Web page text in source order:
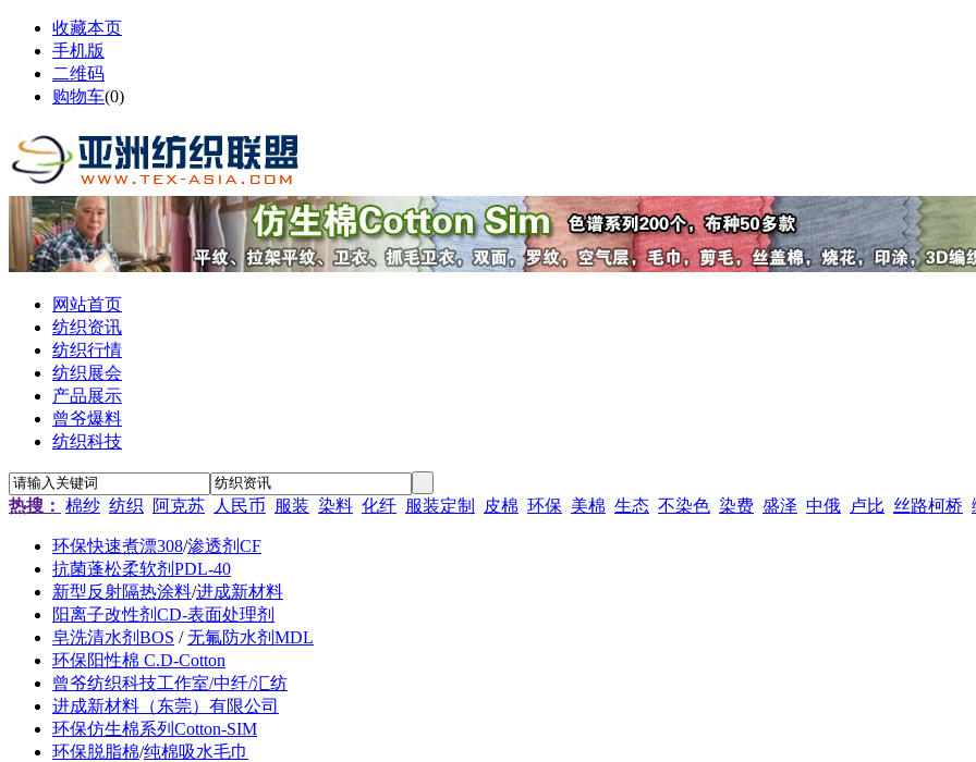
收藏本页
手机版
二维码
购物车(0)
网站首页
纺织资讯
纺织行情
纺织展会
产品展示
曾爷爆料
纺织科技
热搜： 棉纱 纺织 阿克苏 人民币 服装 染料 化纤 服装定制 皮棉 环保 美棉 生态 不染色 染费 盛泽 中俄 卢比 丝路柯桥
环保快速煮漂308/渗透剂CF
抗菌蓬松柔软剂PDL-40
新型反射隔热涂料/进成新材料
阳离子改性剂CD-表面处理剂
皂洗清水剂BOS /无氟防水剂MDL
环保阳性棉 C.D-Cotton
曾爷纺织科技工作室/中纤/汇纺
进成新材料（东莞）有限公司
环保仿生棉系列Cotton-SIM
环保脱脂棉/纯棉吸水毛巾